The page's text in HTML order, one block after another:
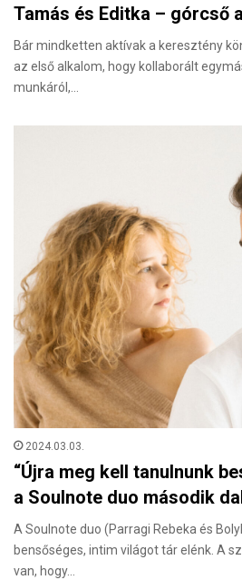
Tamás és Editka – górcső
Bár mindketten aktívak a keresztény
az első alkalom, hogy kollaborált
munkáról,…
2024.03.03.
“Újra meg kell tanulnunk
a Soulnote duo második
A Soulnote duo (Parragi Rebeka és
bensőséges, intim világot tár elénk. A
van, hogy…